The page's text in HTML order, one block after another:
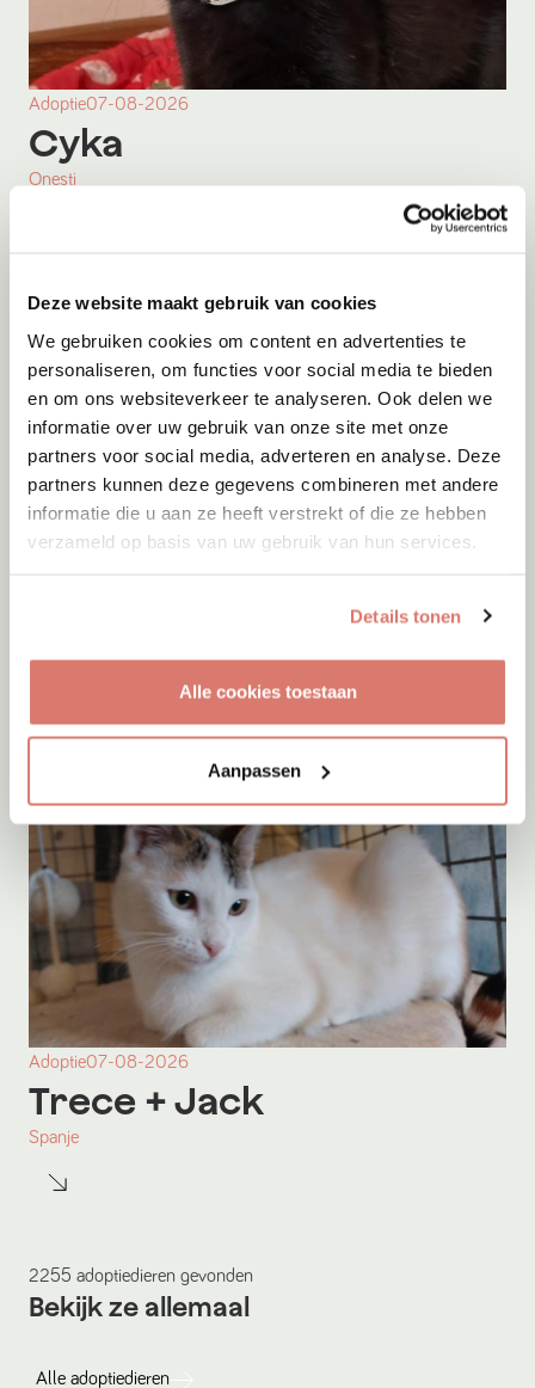
Deze website maakt gebruik van cookies
We gebruiken cookies om content en advertenties te
personaliseren, om functies voor social media te bieden
en om ons websiteverkeer te analyseren. Ook delen we
informatie over uw gebruik van onze site met onze
partners voor social media, adverteren en analyse. Deze
partners kunnen deze gegevens combineren met andere
informatie die u aan ze heeft verstrekt of die ze hebben
verzameld op basis van uw gebruik van hun services.
Details tonen
Alle cookies toestaan
Aanpassen
Adoptie07-08-2026
Cyka
Onesti
Adoptie07-08-2026
Trece + Jack
Spanje
2255 adoptiedieren gevonden
Bekijk ze allemaal
Alle adoptiedieren